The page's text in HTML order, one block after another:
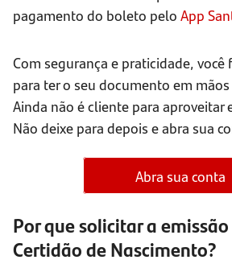
pagamento do boleto pelo App
Com segurança e praticidade, você
para ter o seu documento em
Ainda não é cliente para aproveitar
Não deixe para depois e abra sua
Abra sua conta
Por que solicitar a
Certidão de Nascimento?